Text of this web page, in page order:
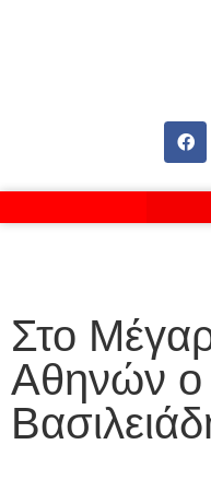
Στο
Αθηνών ο